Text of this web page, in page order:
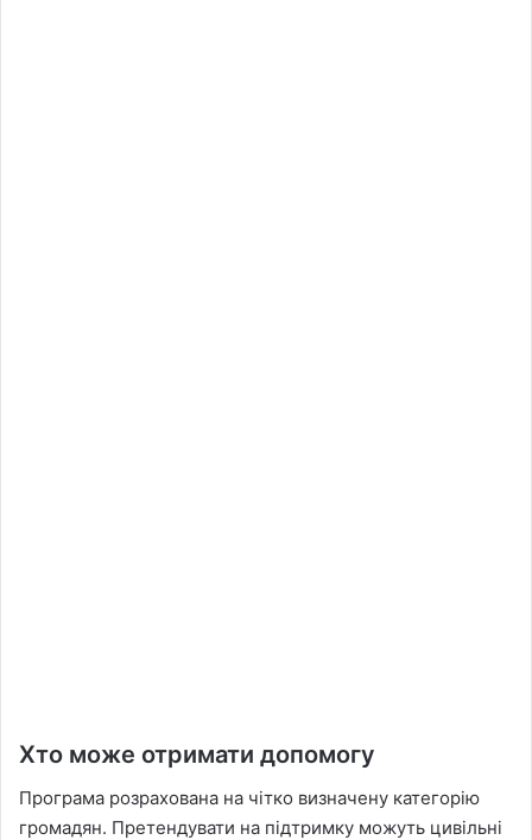
Хто може отримати допомогу
Програма розрахована на чітко визначену категорію
громадян. Претендувати на підтримку можуть цивільні